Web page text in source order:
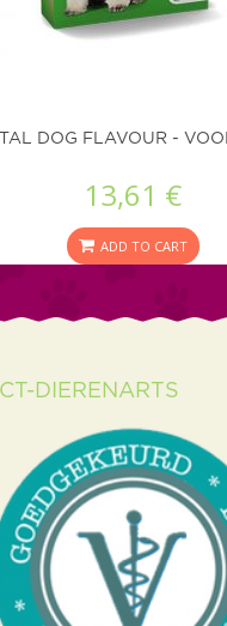
DOG FLAVOUR -
13,61 €
ADD TO CART
DIERENARTS